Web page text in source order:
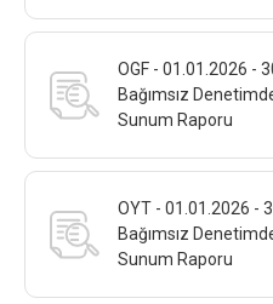
OGF - 01.01.2026 -
Bağımsız
Sunum Raporu
OYT - 01.01.2026 -
Bağımsız
Sunum Raporu